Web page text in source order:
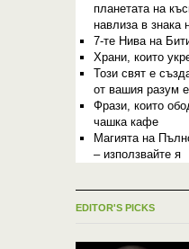
планетата на
навлиза в знака
7-те Нива на
Храни, които
Този свят е
от вашия разум
Фрази, които
чашка кафе
Магията на
– използвайте я
EDITOR'S PICKS